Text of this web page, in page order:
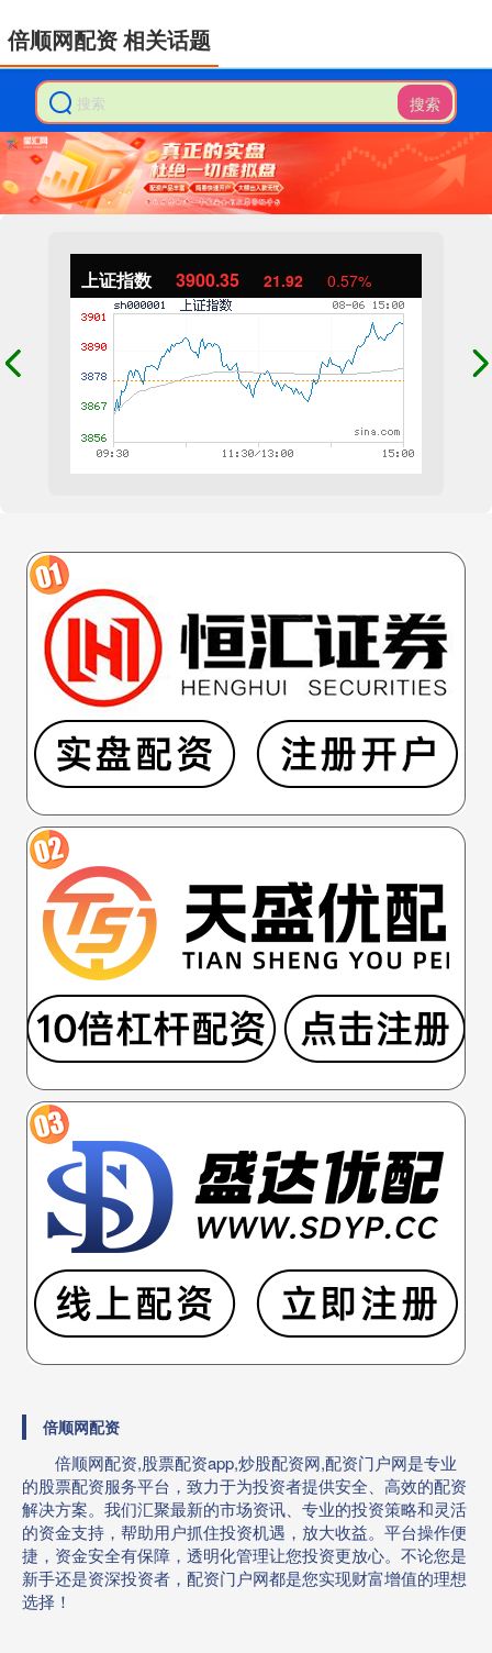
搜索
上证指数 3900.35 21.92 0.57%
倍顺网配资
倍顺网配资,股票配资app,炒股配资网,配资门户网是专业
的股票配资服务平台，致力于为投资者提供安全、高效的配资
解决方案。我们汇聚最新的市场资讯、专业的投资策略和灵活
的资金支持，帮助用户抓住投资机遇，放大收益。平台操作便
捷，资金安全有保障，透明化管理让您投资更放心。不论您是
新手还是资深投资者，配资门户网都是您实现财富增值的理想
选择！
倍顺网配资 相关话题